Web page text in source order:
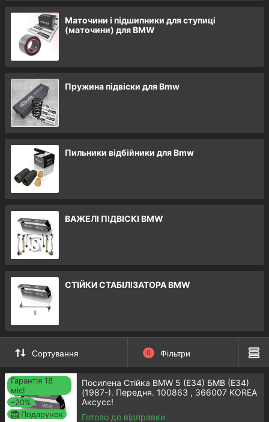
У нас до уваги автовласників
представлено тiльки оригінальну
продукцію. Наш асортимент
передбачає також
Приступити до вибору
Чому на авто BMW запчастини
купити вигідно саме у нас?
Каталог БМВ запчастин на нашому сайті
налічує сотні товарних одиниць. Ми
реалізуємо продукцію іменитих німецьких
Аксусс родом із Кореї, який є гідним
конкурентом брендам із Японії та Європи.
Маточини і підшипники для ступиці
(маточини) для BMW
Пружина підвіски для Bmw
Пильники відбійники для Bmw
ВАЖЕЛІ ПІДВІСКІ BMW
СТІЙКИ СТАБІЛІЗАТОРА BMW
Сортування 0 Фільтри
Гарантія 18
міс!
–20%
Подарунок
Посилена Стійка BMW 5 (E34) БМВ (Е34)
(1987-). Передня. 100863 , 366007 KOREA
Аксусс!
Готово до відправки